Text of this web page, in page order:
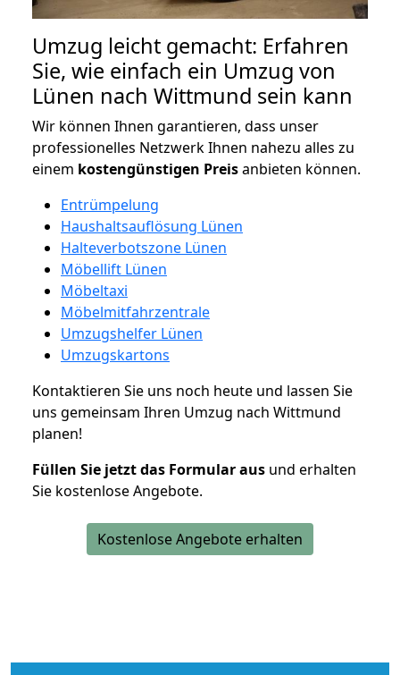
Umzug leicht gemacht: Erfahren
Sie, wie einfach ein Umzug von
Lünen nach Wittmund sein kann
Wir können Ihnen garantieren, dass unser
professionelles Netzwerk Ihnen nahezu alles zu
einem kostengünstigen Preisanbieten können.
Entrümpelung
Haushaltsauflösung Lünen
Halteverbotszone Lünen
Möbellift Lünen
Möbeltaxi
Möbelmitfahrzentrale
Umzugshelfer Lünen
Umzugskartons
Kontaktieren Sie uns noch heute und lassen Sie
uns gemeinsam Ihren Umzug nach Wittmund
planen!
Füllen Sie jetzt das Formular aus und erhalten
Sie kostenlose Angebote.
Kostenlose Angebote erhalten